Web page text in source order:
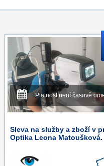
Platnost není časově
Sleva na služby a zboží v
Optika Leona Matoušková.